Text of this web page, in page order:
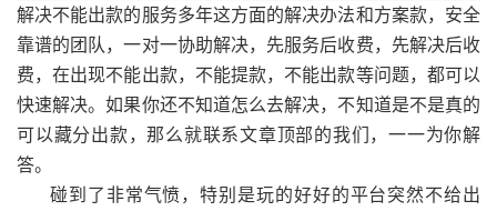
解决不能出款的服务多年这方面的解决办法和方案款，安全
靠谱的团队，一对一协助解决，先服务后收费，先解决后收
费，在出现不能出款，不能提款，不能出款等问题，都可以
快速解决。如果你还不知道怎么去解决，不知道是不是真的
可以藏分出款，那么就联系文章顶部的我们，一一为你解
答。
碰到了非常气愤，特别是玩的好好的平台突然不给出